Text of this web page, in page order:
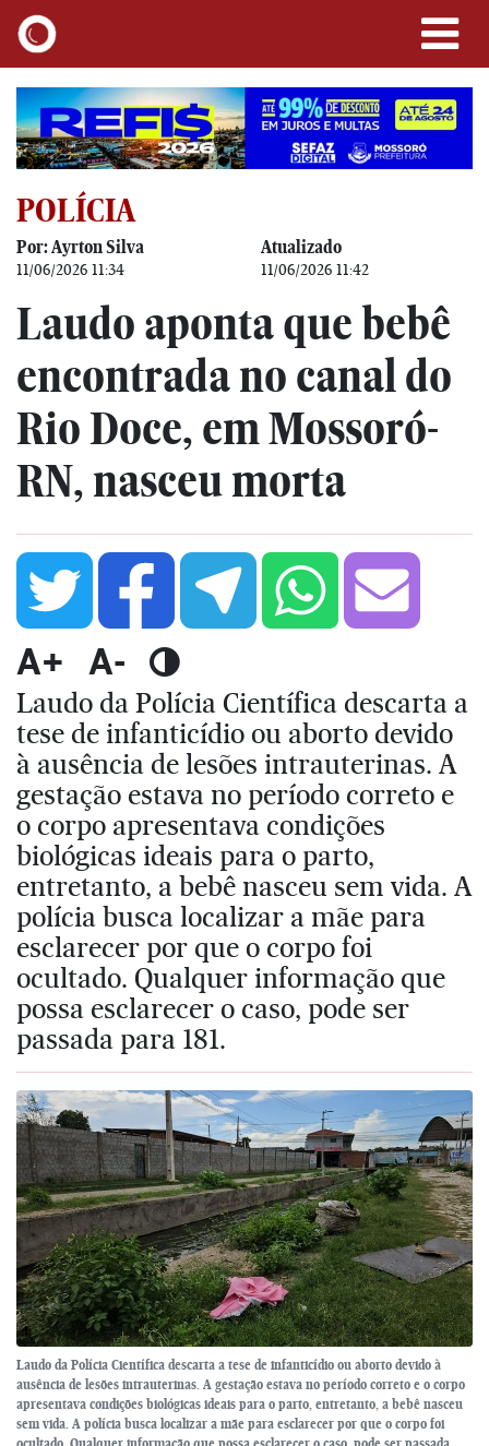
POLÍCIA
Por: Ayrton Silva
11/06/2026 11:34
Atualizado
11/06/2026 11:42
Laudo aponta que bebê
encontrada no canal do
Rio Doce, em Mossoró-
RN, nasceu morta
A+ A-
Laudo da Polícia Científica descarta a
tese de infanticídio ou aborto devido
à ausência de lesões intrauterinas. A
gestação estava no período correto e
o corpo apresentava condições
biológicas ideais para o parto,
entretanto, a bebê nasceu sem vida. A
polícia busca localizar a mãe para
esclarecer por que o corpo foi
ocultado. Qualquer informação que
possa esclarecer o caso, pode ser
passada para 181.
Laudo da Polícia Científica descarta a tese de infanticídio ou aborto devido à
ausência de lesões intrauterinas. A gestação estava no período correto e o corpo
apresentava condições biológicas ideais para o parto, entretanto, a bebê nasceu
sem vida. A polícia busca localizar a mãe para esclarecer por que o corpo foi